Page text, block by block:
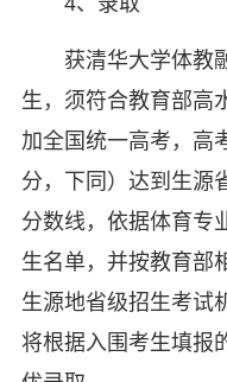
获清华大学体教
生，须符合教育部高
加全国统一高考，高
分，下同）达到生源
分数线，依据体育专
生名单，并按教育部
生源地省级招生考试
将根据入围考生填报